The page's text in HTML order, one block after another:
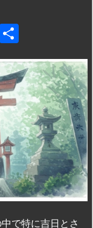
R
有
で特に吉日とさ